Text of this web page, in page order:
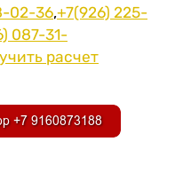
02-36,+7(926) 225-
087-31-
расчет